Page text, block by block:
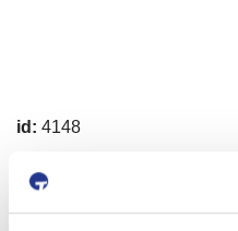
id: 4148